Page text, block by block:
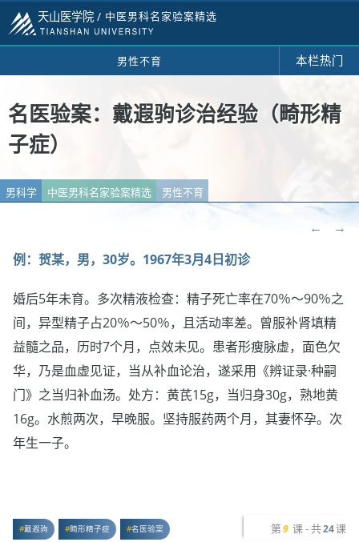
天山医学院 / 中医男科名家验案精选
男性不育 本栏热门
名医验案：戴遐驹诊治经验（畸形精
子症）
男科学 中医男科名家验案精选 男性不育
←
→
例：贺某，男，30岁。1967年3月4日初诊
婚后5年未育。多次精液检查：精子死亡率在70％～90％之
间，异型精子占20％～50％，且活动率差。曾服补肾填精
益髓之品，历时7个月，点效未见。患者形瘦脉虚，面色欠
华，乃是血虚见证，当从补血论治，遂采用《辨证录·种嗣
门》之当归补血汤。处方：黄芪15g，当归身30g，熟地黄
16g。水煎两次，早晚服。坚持服药两个月，其妻怀孕。次
年生一子。
戴遐驹 畸形精子症 名医验案 第 9 课 - 共24课